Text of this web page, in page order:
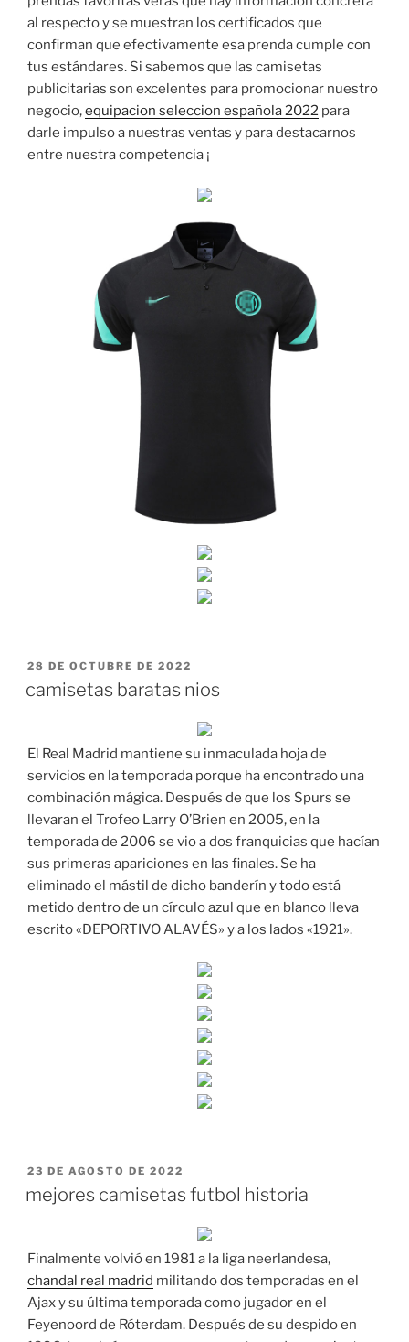
al respecto y se muestran los certificados que
confirman que efectivamente esa prenda cumple con
tus estándares. Si sabemos que las camisetas
publicitarias son excelentes para promocionar nuestro
negocio,equipacion seleccion española 2022 para
darle impulso a nuestras ventas y para destacarnos
entre nuestra competencia ¡
PUBLICADO
28 DE OCTUBRE DE 2022
camisetas baratas nios
El Real Madrid mantiene su inmaculada hoja de
servicios en la temporada porque ha encontrado una
combinación mágica. Después de que los Spurs se
llevaran el Trofeo Larry O’Brien en 2005, en la
temporada de 2006 se vio a dos franquicias que hacían
sus primeras apariciones en las finales. Se ha
eliminado el mástil de dicho banderín y todo está
metido dentro de un círculo azul que en blanco lleva
escrito «DEPORTIVO ALAVÉS» y a los lados «1921».
PUBLICADO
23 DE AGOSTO DE 2022
mejores camisetas futbol historia
Finalmente volvió en 1981 a la liga neerlandesa,
chandal real madrid militando dos temporadas en el
Ajax y su última temporada como jugador en el
Feyenoord de Róterdam. Después de su despido en